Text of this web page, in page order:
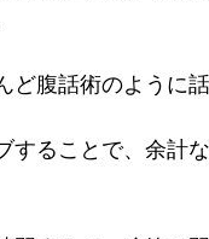
腹話術のように話
することで、余計